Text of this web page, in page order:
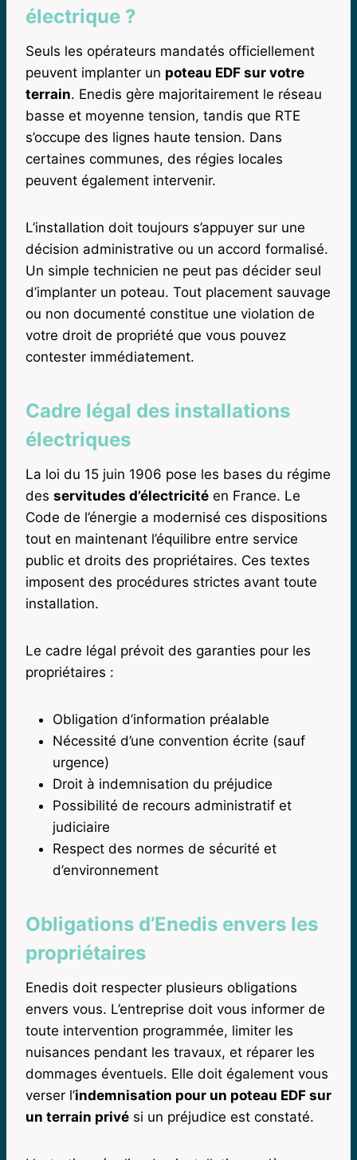
électrique ?
Seuls les opérateurs mandatés officiellement
peuvent implanter un poteau EDF sur votre
terrain. Enedis gère majoritairement le réseau
basse et moyenne tension, tandis que RTE
s’occupe des lignes haute tension. Dans
certaines communes, des régies locales
peuvent également intervenir.
L’installation doit toujours s’appuyer sur une
décision administrative ou un accord formalisé.
Un simple technicien ne peut pas décider seul
d’implanter un poteau. Tout placement sauvage
ou non documenté constitue une violation de
votre droit de propriété que vous pouvez
contester immédiatement.
Cadre légal des installations
électriques
La loi du 15 juin 1906 pose les bases du régime
des servitudes d’électricité en France. Le
Code de l’énergie a modernisé ces dispositions
tout en maintenant l’équilibre entre service
public et droits des propriétaires. Ces textes
imposent des procédures strictes avant toute
installation.
Le cadre légal prévoit des garanties pour les
propriétaires :
Obligation d’information préalable
Nécessité d’une convention écrite (sauf
urgence)
Droit à indemnisation du préjudice
Possibilité de recours administratif et
judiciaire
Respect des normes de sécurité et
d’environnement
Obligations d’Enedis envers les
propriétaires
Enedis doit respecter plusieurs obligations
envers vous. L’entreprise doit vous informer de
toute intervention programmée, limiter les
nuisances pendant les travaux, et réparer les
dommages éventuels. Elle doit également vous
verser l’indemnisation pour un poteau EDF sur
un terrain privé si un préjudice est constaté.